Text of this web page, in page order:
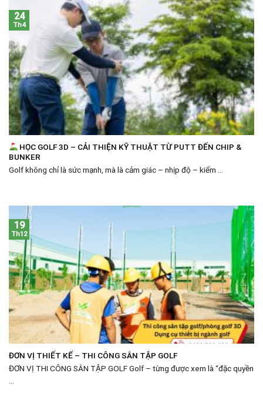
HỌC GOLF 3D – CẢI THIỆN KỸ THUẬT TỪ PUTT ĐẾN CHIP &
BUNKER
Golf không chỉ là sức mạnh, mà là cảm giác – nhịp độ – kiểm ...
24
Th4
ĐƠN VỊ THIẾT KẾ – THI CÔNG SÂN TẬP GOLF
ĐƠN VỊ THI CÔNG SÂN TẬP GOLF Golf – từng được xem là “đặc quyền
19
Th12